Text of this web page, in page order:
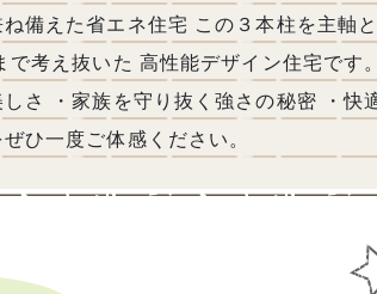
備えた省エネ住宅 この３本柱を主軸と
考え抜いた 高性能デザイン住宅です。
さ ・家族を守り抜く強さの秘密 ・快
ひ一度ご体感ください。